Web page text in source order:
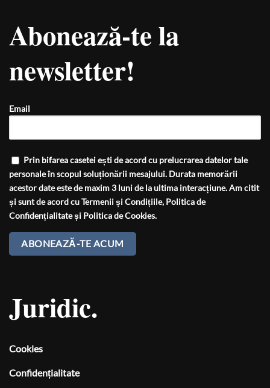
Abonează-te la
newsletter!
Email
Prin bifarea casetei ești de acord cu prelucrarea datelor tale
personale în scopul soluționării mesajului. Durata memorării
acestor date este de maxim 3 luni de la ultima interacțiune. Am citit
și sunt de acord cuTermenii și Condițiile, Politica de
Confidențialitateși Politica de Cookies.
Juridic.
Cookies
Confidențialitate